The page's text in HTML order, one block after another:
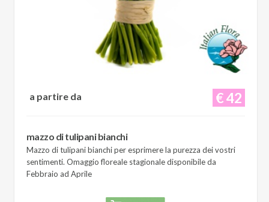
€ 42
a partire da
mazzo di tulipani bianchi
Mazzo di tulipani bianchi per esprimere la purezza dei vostri
sentimenti. Omaggio floreale stagionale disponibile da
Febbraio ad Aprile